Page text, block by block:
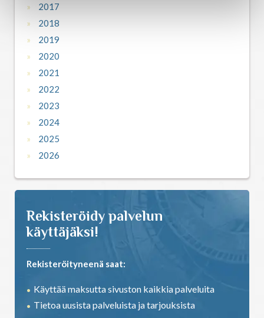
2017
2018
2019
2020
2021
2022
2023
2024
2025
2026
Rekisteröidy palvelun
käyttäjäksi!
Rekisteröityneenä saat:
Käyttää maksutta sivuston kaikkia palveluita
Tietoa uusista palveluista ja tarjouksista